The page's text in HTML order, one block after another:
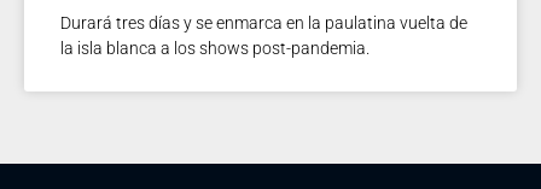
Durará tres días y se enmarca en la paulatina vuelta de
la isla blanca a los shows post-pandemia.